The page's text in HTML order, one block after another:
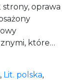
oprawa
które…
, Lit. polska,